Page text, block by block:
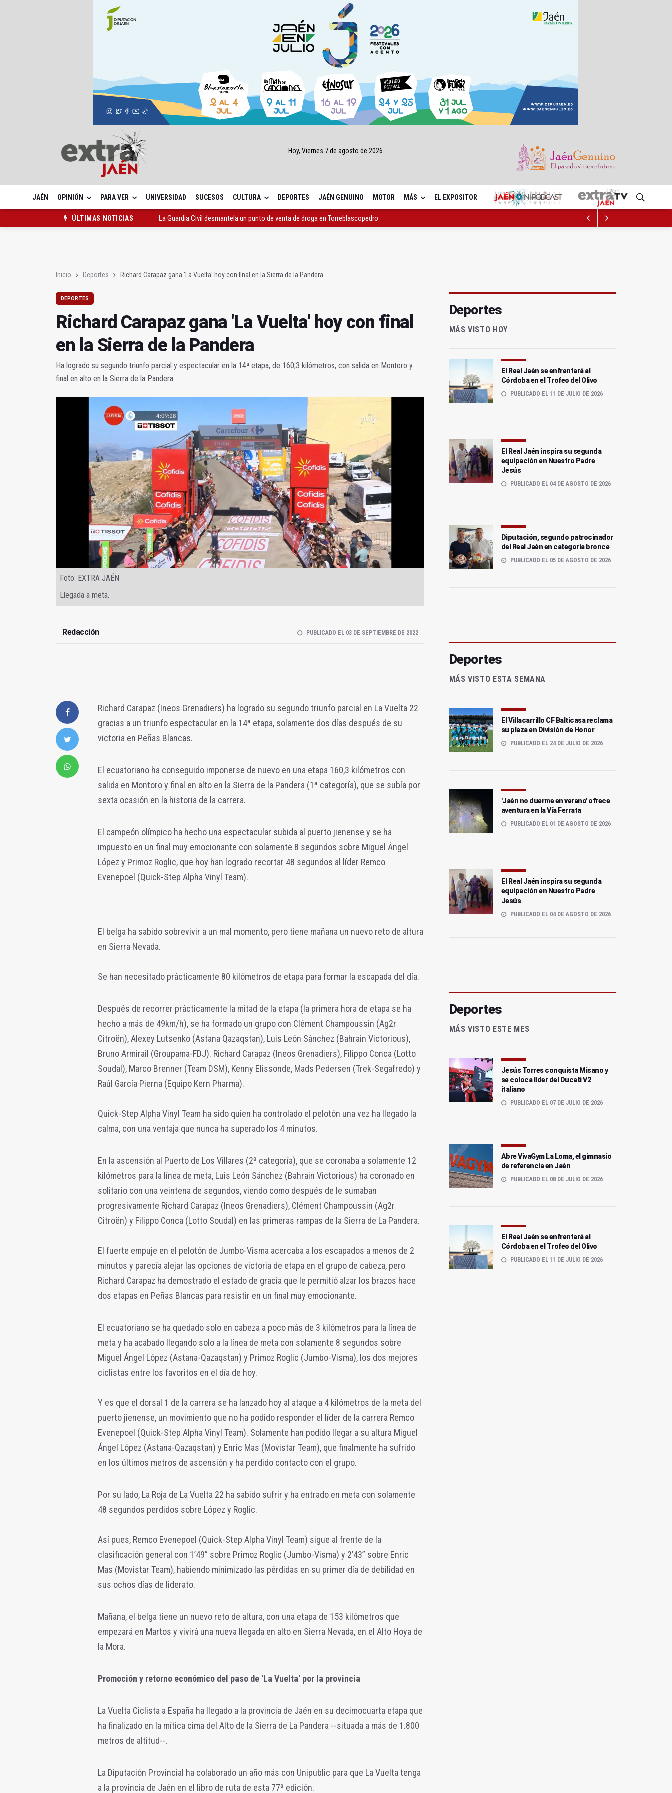
Hoy, Viernes 7 de agosto de 2026
JAÉN OPINIÓN PARA VER UNIVERSIDAD SUCESOS CULTURA DEPORTES JAÉN GENUINO MOTOR MÁS EL EXPOSITOR
ÚLTIMAS NOTICIAS
La Guardia Civil desmantela un punto de venta de droga en Torreblascopedro
Inicio Deportes Richard Carapaz gana 'La Vuelta' hoy con final en la Sierra de la Pandera
DEPORTES
Richard Carapaz gana 'La Vuelta' hoy con final
en la Sierra de la Pandera
Ha logrado su segundo triunfo parcial y espectacular en la 14ª etapa, de 160,3 kilómetros, con salida en Montoro y
final en alto en la Sierra de la Pandera
Foto: EXTRA JAÉN
Llegada a meta.
Redacción PUBLICADO EL 03 DE SEPTIEMBRE DE 2022
Richard Carapaz (Ineos Grenadiers) ha logrado su segundo triunfo parcial en La Vuelta 22
gracias a un triunfo espectacular en la 14ª etapa, solamente dos días después de su
victoria en Peñas Blancas.
El ecuatoriano ha conseguido imponerse de nuevo en una etapa 160,3 kilómetros con
salida en Montoro y final en alto en la Sierra de la Pandera (1ª categoría), que se subía por
sexta ocasión en la historia de la carrera.
El campeón olímpico ha hecho una espectacular subida al puerto jienense y se ha
impuesto en un final muy emocionante con solamente 8 segundos sobre Miguel Ángel
López y Primoz Roglic, que hoy han logrado recortar 48 segundos al líder Remco
Evenepoel (Quick-Step Alpha Vinyl Team).
El belga ha sabido sobrevivir a un mal momento, pero tiene mañana un nuevo reto de altura
en Sierra Nevada.
Se han necesitado prácticamente 80 kilómetros de etapa para formar la escapada del día.
Después de recorrer prácticamente la mitad de la etapa (la primera hora de etapa se ha
hecho a más de 49km/h), se ha formado un grupo con Clément Champoussin (Ag2r
Citroën), Alexey Lutsenko (Astana Qazaqstan), Luis León Sánchez (Bahrain Victorious),
Bruno Armirail (Groupama-FDJ). Richard Carapaz (Ineos Grenadiers), Filippo Conca (Lotto
Soudal), Marco Brenner (Team DSM), Kenny Elissonde, Mads Pedersen (Trek-Segafredo) y
Raúl García Pierna (Equipo Kern Pharma).
Quick-Step Alpha Vinyl Team ha sido quien ha controlado el pelotón una vez ha llegado la
calma, con una ventaja que nunca ha superado los 4 minutos.
En la ascensión al Puerto de Los Villares (2ª categoría), que se coronaba a solamente 12
kilómetros para la línea de meta, Luis León Sánchez (Bahrain Victorious) ha coronado en
solitario con una veintena de segundos, viendo como después de le sumaban
progresivamente Richard Carapaz (Ineos Grenadiers), Clément Champoussin (Ag2r
Citroën) y Filippo Conca (Lotto Soudal) en las primeras rampas de la Sierra de La Pandera.
El fuerte empuje en el pelotón de Jumbo-Visma acercaba a los escapados a menos de 2
minutos y parecía alejar las opciones de victoria de etapa en el grupo de cabeza, pero
Richard Carapaz ha demostrado el estado de gracia que le permitió alzar los brazos hace
dos etapas en Peñas Blancas para resistir en un final muy emocionante.
El ecuatoriano se ha quedado solo en cabeza a poco más de 3 kilómetros para la línea de
meta y ha acabado llegando solo a la línea de meta con solamente 8 segundos sobre
Miguel Ángel López (Astana-Qazaqstan) y Primoz Roglic (Jumbo-Visma), los dos mejores
ciclistas entre los favoritos en el día de hoy.
Y es que el dorsal 1 de la carrera se ha lanzado hoy al ataque a 4 kilómetros de la meta del
puerto jienense, un movimiento que no ha podido responder el líder de la carrera Remco
Evenepoel (Quick-Step Alpha Vinyl Team). Solamente han podido llegar a su altura Miguel
Ángel López (Astana-Qazaqstan) y Enric Mas (Movistar Team), que finalmente ha sufrido
en los últimos metros de ascensión y ha perdido contacto con el grupo.
Por su lado, La Roja de La Vuelta 22 ha sabido sufrir y ha entrado en meta con solamente
48 segundos perdidos sobre López y Roglic.
Así pues, Remco Evenepoel (Quick-Step Alpha Vinyl Team) sigue al frente de la
clasificación general con 1’49” sobre Primoz Roglic (Jumbo-Visma) y 2’43” sobre Enric
Mas (Movistar Team), habiendo minimizado las pérdidas en su primer día de debilidad en
sus ochos días de liderato.
Mañana, el belga tiene un nuevo reto de altura, con una etapa de 153 kilómetros que
empezará en Martos y vivirá una nueva llegada en alto en Sierra Nevada, en el Alto Hoya de
la Mora.
Promoción y retorno económico del paso de 'La Vuelta' por la provincia
La Vuelta Ciclista a España ha llegado a la provincia de Jaén en su decimocuarta etapa que
ha finalizado en la mítica cima del Alto de la Sierra de La Pandera --situada a más de 1.800
metros de altitud--.
La Diputación Provincial ha colaborado un año más con Unipublic para que La Vuelta tenga
a la provincia de Jaén en el libro de ruta de esta 77ª edición.
Deportes
MÁS VISTO HOY
El Real Jaén se enfrentará al
Córdoba en el Trofeo del Olivo
PUBLICADO EL 11 DE JULIO DE 2026
El Real Jaén inspira su segunda
equipación en Nuestro Padre
Jesús
PUBLICADO EL 04 DE AGOSTO DE 2026
Diputación, segundo patrocinador
del Real Jaén en categoría bronce
PUBLICADO EL 05 DE AGOSTO DE 2026
Deportes
MÁS VISTO ESTA SEMANA
El Villacarrillo CF Balticasa reclama
su plaza en División de Honor
PUBLICADO EL 24 DE JULIO DE 2026
'Jaén no duerme en verano' ofrece
aventura en la Vía Ferrata
PUBLICADO EL 01 DE AGOSTO DE 2026
El Real Jaén inspira su segunda
equipación en Nuestro Padre
Jesús
PUBLICADO EL 04 DE AGOSTO DE 2026
Deportes
MÁS VISTO ESTE MES
Jesús Torres conquista Misano y
se coloca líder del Ducati V2
italiano
PUBLICADO EL 07 DE JULIO DE 2026
Abre VivaGym La Loma, el gimnasio
de referencia en Jaén
PUBLICADO EL 08 DE JULIO DE 2026
El Real Jaén se enfrentará al
Córdoba en el Trofeo del Olivo
PUBLICADO EL 11 DE JULIO DE 2026